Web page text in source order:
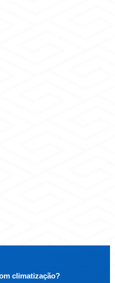
climatização?